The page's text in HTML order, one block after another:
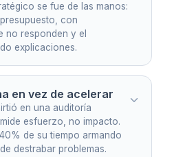
tenía USD 2M en
ni alertado.
se fue de las manos:
con
no responden y el
explicaciones.
en vez de acelerar
en una auditoría
esfuerzo, no impacto.
de su tiempo armando
destrabar problemas.